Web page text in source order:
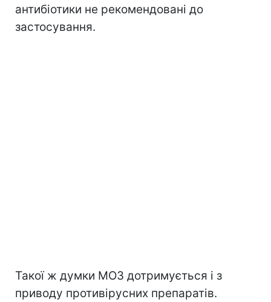
антибіотики не рекомендовані до
застосування.
Такої ж думки МОЗ дотримується і з
приводу противірусних препаратів.